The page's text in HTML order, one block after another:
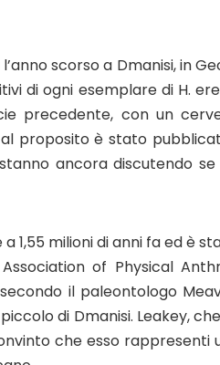
scorso a Dmanisi, in
di ogni esemplare di H.
precedente, con un
proposito è stato
ancora discutendo
a 1,55 milioni di anni fa ed è
of Physical
il paleontologo
di Dmanisi. Leakey,
che esso